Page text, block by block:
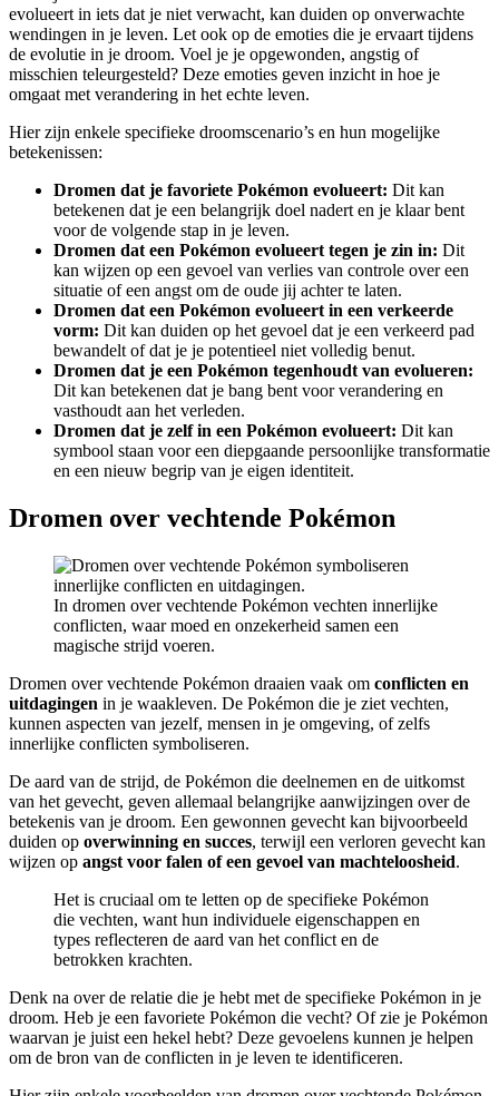
evolueert in iets dat je niet verwacht, kan duiden op onverwachte
wendingen in je leven. Let ook op de emoties die je ervaart tijdens
de evolutie in je droom. Voel je je opgewonden, angstig of
misschien teleurgesteld? Deze emoties geven inzicht in hoe je
omgaat met verandering in het echte leven.
Hier zijn enkele specifieke droomscenario’s en hun mogelijke
betekenissen:
Dromen dat je favoriete Pokémon evolueert: Dit kan
betekenen dat je een belangrijk doel nadert en je klaar bent
voor de volgende stap in je leven.
Dromen dat een Pokémon evolueert tegen je zin in: Dit
kan wijzen op een gevoel van verlies van controle over een
situatie of een angst om de oude jij achter te laten.
Dromen dat een Pokémon evolueert in een verkeerde
vorm: Dit kan duiden op het gevoel dat je een verkeerd pad
bewandelt of dat je je potentieel niet volledig benut.
Dromen dat je een Pokémon tegenhoudt van evolueren:
Dit kan betekenen dat je bang bent voor verandering en
vasthoudt aan het verleden.
Dromen dat je zelf in een Pokémon evolueert: Dit kan
symbool staan voor een diepgaande persoonlijke transformatie
en een nieuw begrip van je eigen identiteit.
Dromen over vechtende Pokémon
In dromen over vechtende Pokémon vechten innerlijke
conflicten, waar moed en onzekerheid samen een
magische strijd voeren.
Dromen over vechtende Pokémon draaien vaak om conflicten en
uitdagingen in je waakleven. De Pokémon die je ziet vechten,
kunnen aspecten van jezelf, mensen in je omgeving, of zelfs
innerlijke conflicten symboliseren.
De aard van de strijd, de Pokémon die deelnemen en de uitkomst
van het gevecht, geven allemaal belangrijke aanwijzingen over de
betekenis van je droom. Een gewonnen gevecht kan bijvoorbeeld
duiden op overwinning en succes, terwijl een verloren gevecht kan
wijzen op angst voor falen of een gevoel van machteloosheid.
Het is cruciaal om te letten op de specifieke Pokémon
die vechten, want hun individuele eigenschappen en
types reflecteren de aard van het conflict en de
betrokken krachten.
Denk na over de relatie die je hebt met de specifieke Pokémon in je
droom. Heb je een favoriete Pokémon die vecht? Of zie je Pokémon
waarvan je juist een hekel hebt? Deze gevoelens kunnen je helpen
om de bron van de conflicten in je leven te identificeren.